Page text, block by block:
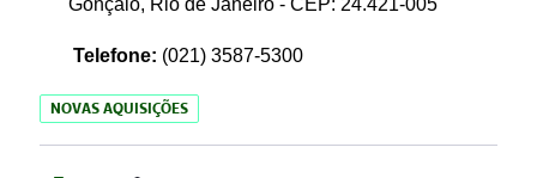
Gonçalo, Rio de Janeiro - CEP: 24.421-005
Telefone: (021) 3587-5300
NOVAS AQUISIÇÕES